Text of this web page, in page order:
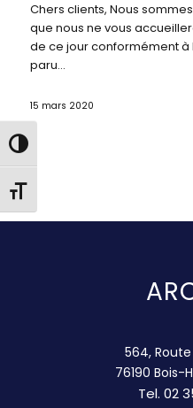
Passer en contraste élevé
Changer la taille de la police
Chers clients, Nous
que nous ne vous
de ce jour conformément à
paru…
15 mars 2020
564,
76190 Bois-
Tel. 02